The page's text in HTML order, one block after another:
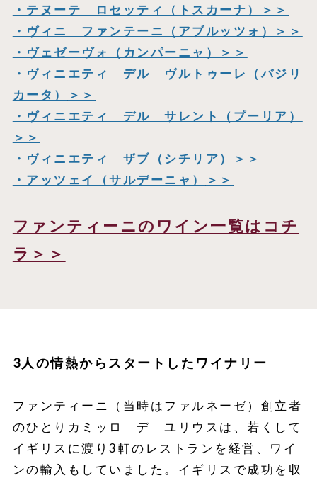
・テヌーテ ロセッティ（トスカーナ）＞＞
・ヴィニ ファンテーニ（アブルッツォ）＞＞
・ヴェゼーヴォ（カンパーニャ）＞＞
・ヴィニエティ デル ヴルトゥーレ（バジリ
カータ）
＞＞
・ヴィニエティ デル サレント（プーリア）
＞＞
・ヴィニエティ ザブ（シチリア）＞＞
・アッツェイ（サルデーニャ）
＞＞
ファンティーニのワイン一覧はコチ
ラ＞＞
3人の情熱からスタートしたワイナリー
ファンティーニ（当時はファルネーゼ）創立者
のひとりカミッロ デ ユリウスは、若くして
イギリスに渡り3軒のレストランを経営、ワイ
ンの輸入もしていました。イギリスで成功を収